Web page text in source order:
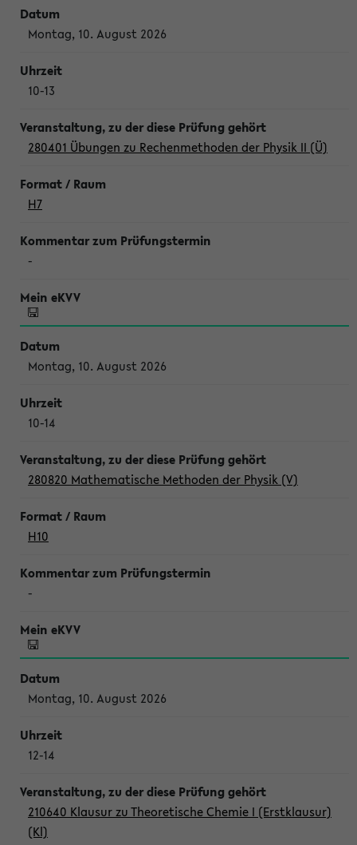
Montag, 10. August 2026
10-13
280401 Übungen zu Rechenmethoden der Physik II (Ü)
H7
-
Montag, 10. August 2026
10-14
280820 Mathematische Methoden der Physik (V)
H10
-
Montag, 10. August 2026
12-14
210640 Klausur zu Theoretische Chemie I (Erstklausur)
(Kl)